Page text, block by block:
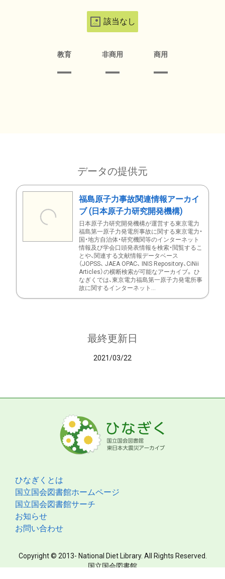
該当なし
教育 非商用 商用
データの提供元
福島原子力事故関連情報アーカイ
ブ (日本原子力研究開発機構)
日本原子力研究開発機構が運営する東京電力
福島第一原子力発電所事故に関する東京電力・
国・地方自治体・研究機関等のインターネット
情報及び学会口頭発表情報を検索・閲覧するこ
とや、関連する文献情報データベース
（JOPSS、 JAEA OPAC、 INIS Repository、CiNii
Articles）の横断検索が可能なアーカイブ。 ひ
なぎくでは、東京電力福島第一原子力発電所事
故に関するインターネット...
最終更新日
2021/03/22
ひなぎくとは
国立国会図書館ホームページ
国立国会図書館サーチ
お知らせ
お問い合わせ
Copyright © 2013- National Diet Library. All Rights Reserved.